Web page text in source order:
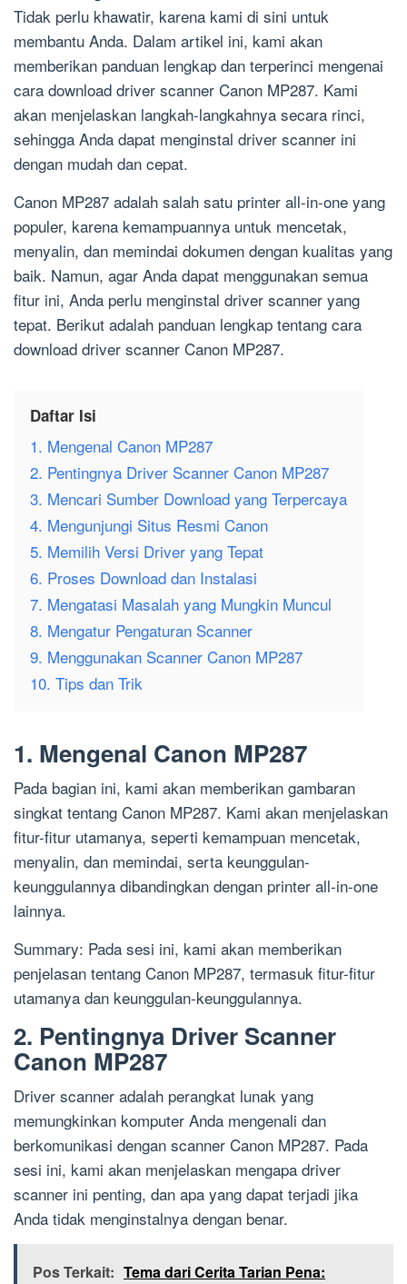
Tidak perlu khawatir, karena kami di sini untuk
membantu Anda. Dalam artikel ini, kami akan
memberikan panduan lengkap dan terperinci mengenai
cara download driver scanner Canon MP287. Kami
akan menjelaskan langkah-langkahnya secara rinci,
sehingga Anda dapat menginstal driver scanner ini
dengan mudah dan cepat.
Canon MP287 adalah salah satu printer all-in-one yang
populer, karena kemampuannya untuk mencetak,
menyalin, dan memindai dokumen dengan kualitas yang
baik. Namun, agar Anda dapat menggunakan semua
fitur ini, Anda perlu menginstal driver scanner yang
tepat. Berikut adalah panduan lengkap tentang cara
download driver scanner Canon MP287.
Daftar Isi
1. Mengenal Canon MP287
2. Pentingnya Driver Scanner Canon MP287
3. Mencari Sumber Download yang Terpercaya
4. Mengunjungi Situs Resmi Canon
5. Memilih Versi Driver yang Tepat
6. Proses Download dan Instalasi
7. Mengatasi Masalah yang Mungkin Muncul
8. Mengatur Pengaturan Scanner
9. Menggunakan Scanner Canon MP287
10. Tips dan Trik
1. Mengenal Canon MP287
Pada bagian ini, kami akan memberikan gambaran
singkat tentang Canon MP287. Kami akan menjelaskan
fitur-fitur utamanya, seperti kemampuan mencetak,
menyalin, dan memindai, serta keunggulan-
keunggulannya dibandingkan dengan printer all-in-one
lainnya.
Summary: Pada sesi ini, kami akan memberikan
penjelasan tentang Canon MP287, termasuk fitur-fitur
utamanya dan keunggulan-keunggulannya.
2. Pentingnya Driver Scanner
Canon MP287
Driver scanner adalah perangkat lunak yang
memungkinkan komputer Anda mengenali dan
berkomunikasi dengan scanner Canon MP287. Pada
sesi ini, kami akan menjelaskan mengapa driver
scanner ini penting, dan apa yang dapat terjadi jika
Anda tidak menginstalnya dengan benar.
Pos Terkait: Tema dari Cerita Tarian Pena: